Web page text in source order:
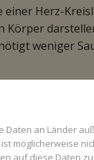
einer Herz-
Körper
weniger
beraten Sie
Daten an Länder
möglicherweise
auf diese Daten